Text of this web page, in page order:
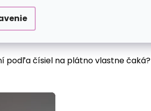
podľa čísiel na plátno vlastne čaká?